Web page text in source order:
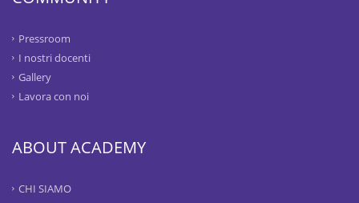
Pressroom
I nostri docenti
Gallery
Lavora con noi
ABOUT ACADEMY
CHI SIAMO